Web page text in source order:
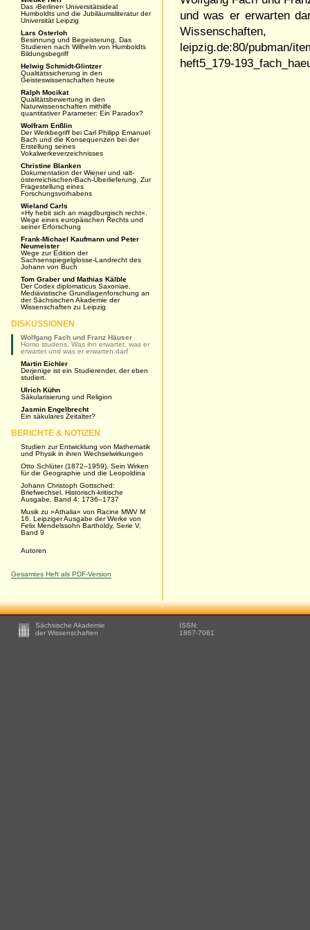
und was er erwarten
Wissenschaften
leipzig.de:80/pubman/
heft5_179-
Das ›Berliner‹ Universitätsideal
Humboldts und die Jubiläumsliteratur der
Universität Leipzig
Lars Osterloh
Besinnung und Begeisterung. Das
Studieren nach Wilhelm von Humboldts
Bildungsbegriff
Helwig Schmidt-Glintzer
Qualitätssicherung in den
Geisteswissenschaften heute
Ralph Mocikat
Qualitätsbewertung in den
Naturwissenschaften mithilfe
quantitativer Parameter: Ein Paradox?
Wolfram Enßlin
Der Werkbegriff bei Carl Philipp Emanuel
Bach und die Konsequenzen bei der
Erstellung seines
Vokalwerkeverzeichnisses
Christine Blanken
Dokumentation der Wiener und ›alt-
österreichischen‹Bach-Überlieferung. Zur
Fragestellung eines
Forschungsvorhabens
Wieland Carls
»Hy hebit sich an magdburgisch recht«.
Wege eines europäischen Rechts und
seiner Erforschung
Frank-Michael Kaufmann und Peter
Neumeister
Wege zur Edition der
Sachsenspiegelglosse-Landrecht des
Johann von Buch
Tom Graber und Mathias Kälble
Der Codex diplomaticus Saxoniae.
Mediävistische Grundlagenforschung an
der Sächsischen Akademie der
Wissenschaften zu Leipzig
DISKUSSIONEN
Wolfgang Fach und Franz Häuser
Homo studens. Was ihn erwartet, was er
erwartet und was er erwarten darf
Martin Eichler
Derjenige ist ein Studierender, der eben
studiert.
Ulrich Kühn
Säkularisierung und Religion
Jasmin Engelbrecht
Ein säkulares Zeitalter?
BERICHTE & NOTIZEN
Studien zur Entwicklung von Mathematik
und Physik in ihren Wechselwirkungen
Otto Schlüter (1872–1959). Sein Wirken
für die Geographie und die Leopoldina
Johann Christoph Gottsched:
Briefwechsel. Historisch-kritische
Ausgabe, Band 4: 1736–1737
Musik zu »Athalia« von Racine MWV M
16. Leipziger Ausgabe der Werke von
Felix Mendelssohn Bartholdy, Serie V,
Band 9
Autoren
Gesamtes Heft als PDF-Version
Footer
Sächsische Akademie
der Wissenschaften
ISSN:
1867-7061